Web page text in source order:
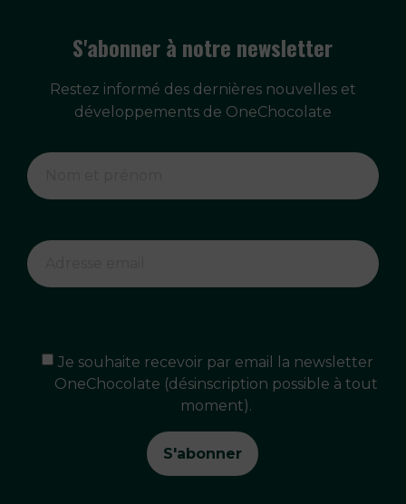
S'abonner à notre newsletter
Restez informé des dernières nouvelles et
développements de OneChocolate
Je souhaite recevoir par email la newsletter
OneChocolate (désinscription possible à tout
moment).